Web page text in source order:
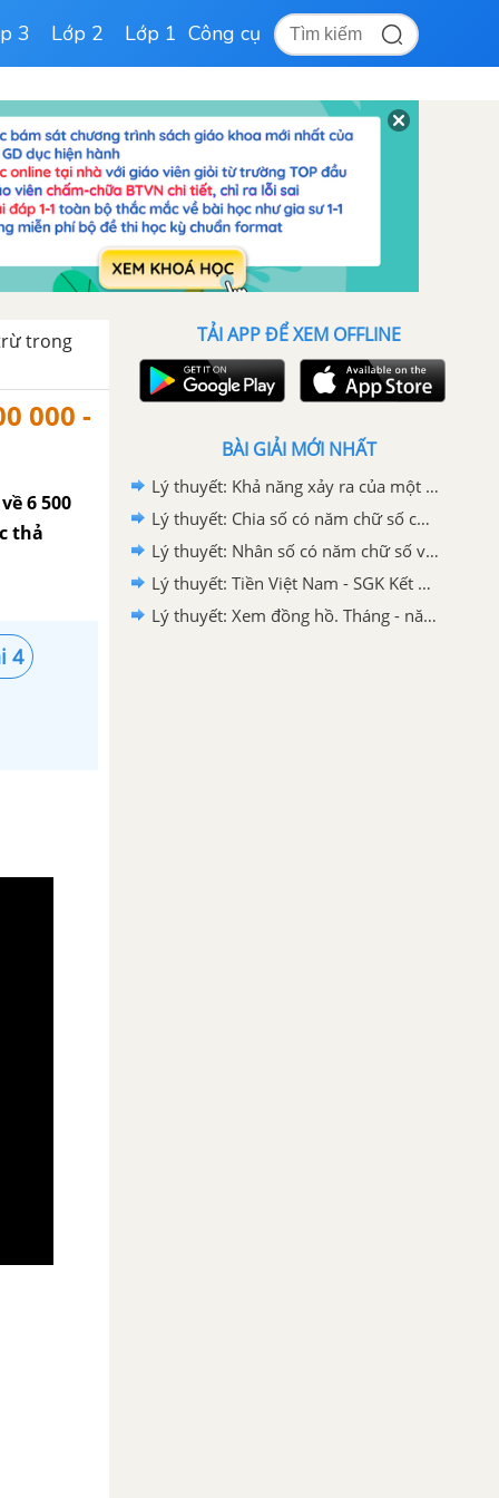
3 Lớp 2 Lớp 1 Công cụ
trong
000 -
6 500
thả
4
TẢI APP ĐỂ XEM OFFLINE
BÀI GIẢI MỚI NHẤT
Lý thuyết: Khả năng xảy ra của một sự kiện - SGK Kết nối tri thức
Lý thuyết: Chia số có năm chữ số cho số có một chữ số - SGK Kết nối tri thức
Lý thuyết: Nhân số có năm chữ số với số có một chữ số - SGK Kết nối tri thức
Lý thuyết: Tiền Việt Nam - SGK Kết nối tri thức
Lý thuyết: Xem đồng hồ. Tháng - năm - SGK Kết nối tri thức